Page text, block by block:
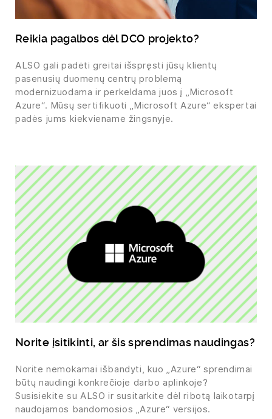
Reikia pagalbos dėl DCO projekto?
ALSO gali padėti greitai išspręsti jūsų klientų
pasenusių duomenų centrų problemą
modernizuodama ir perkeldama juos į „Microsoft
Azure“. Mūsų sertifikuoti „Microsoft Azure“ ekspertai
padės jums kiekviename žingsnyje.
Norite įsitikinti, ar šis sprendimas naudingas?
Norite nemokamai išbandyti, kuo „Azure“ sprendimai
būtų naudingi konkrečioje darbo aplinkoje?
Susisiekite su ALSO ir susitarkite dėl ribotą laikotarpį
naudojamos bandomosios „Azure“ versijos.